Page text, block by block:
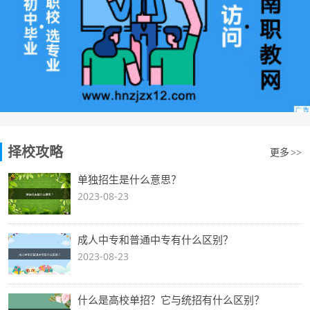
择校攻略 更多 >>
单独招生是什么意思？
2023-08-23
成人中专和普通中专有什么区别？
2023-08-23
什么是高校单招？它与统招有什么区别？